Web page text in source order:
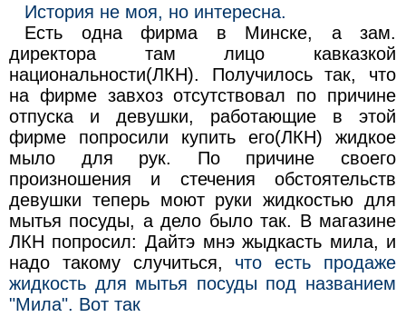
История не моя, но интересна.
Есть одна фирма в Минске, а зам.
директора там лицо кавказкой
национальности(ЛКН). Получилось так, что
на фирме завхоз отсутствовал по причине
отпуска и девушки, работающие в этой
фирме попросили купить его(ЛКН) жидкое
мыло для рук. По причине своего
произношения и стечения обстоятельств
девушки теперь моют руки жидкостью для
мытья посуды, а дело было так. В магазине
ЛКН попросил: Дайтэ мнэ жыдкасть мила, и
надо такому случиться, что есть продаже
жидкость для мытья посуды под названием
"Мила". Вот так